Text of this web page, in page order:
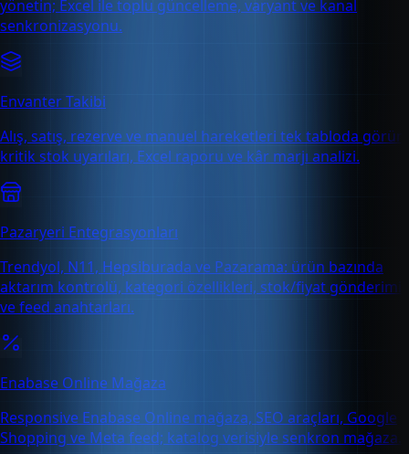
yönetin; Excel ile toplu güncelleme, varyant ve kanal
senkronizasyonu.
Envanter Takibi
Alış, satış, rezerve ve manuel hareketleri tek tabloda görün;
kritik stok uyarıları, Excel raporu ve kâr marjı analizi.
Pazaryeri Entegrasyonları
Trendyol, N11, Hepsiburada ve Pazarama: ürün bazında
aktarım kontrolü, kategori özellikleri, stok/fiyat gönderimi
ve feed anahtarları.
Enabase Online Mağaza
Responsive Enabase Online mağaza, SEO araçları, Google
Shopping ve Meta feed; katalog verisiyle senkron mağaza.